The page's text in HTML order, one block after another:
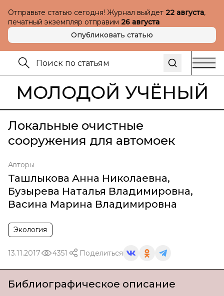
Отправьте статью сегодня! Журнал выйдет 22 августа,
печатный экземпляр отправим 26 августа
Опубликовать статью
МОЛОДОЙ УЧЁНЫЙ
Локальные очистные
сооружения для автомоек
Авторы
Ташлыкова Анна Николаевна,
Бузырева Наталья Владимировна,
Васина Марина Владимировна
Экология
13.11.2017 4351 Поделиться
Библиографическое описание